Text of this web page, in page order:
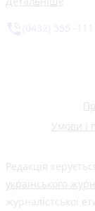
Умови і
Редакція
українського
журналістської